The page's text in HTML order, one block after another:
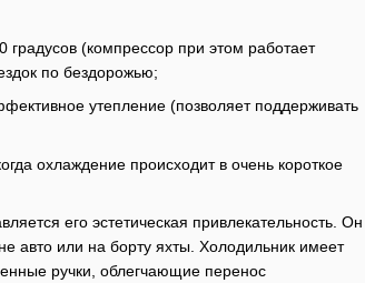
(компрессор при этом работает
по бездорожью;
утепление (позволяет поддерживать
охлаждение происходит в очень короткое
его эстетическая привлекательность. Он
авто или на борту яхты. Холодильник имеет
ручки, облегчающие перенос